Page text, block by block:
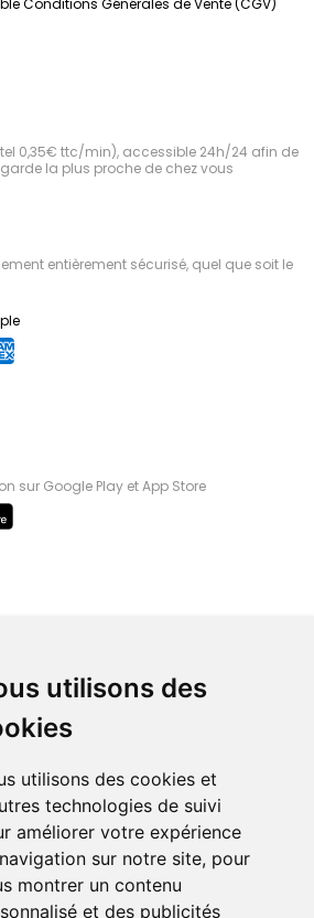
utilisons des
utilisons des cookies et
technologies de suivi
améliorer votre expérience
sur notre site, pour
montrer un contenu
et des publicités
0,35€ ttc/min), accessible 24h/24 afin de
la plus proche de chez vous
entièrement sécurisé, quel que soit le
sur Google Play et App Store
chercher votre commande à Amiens
(Fachon) ou recevez-là rapidement
d’Amiens
réseaux sociaux